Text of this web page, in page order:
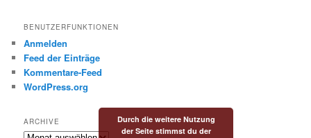
BENUTZERFUNKTIONEN
Anmelden
Feed der Einträge
Kommentare-Feed
WordPress.org
ARCHIVE
Durch die weitere Nutzung
der Seite stimmst du der